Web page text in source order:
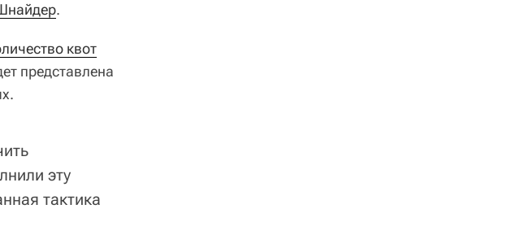
.
квот
представлена
эту
тактика